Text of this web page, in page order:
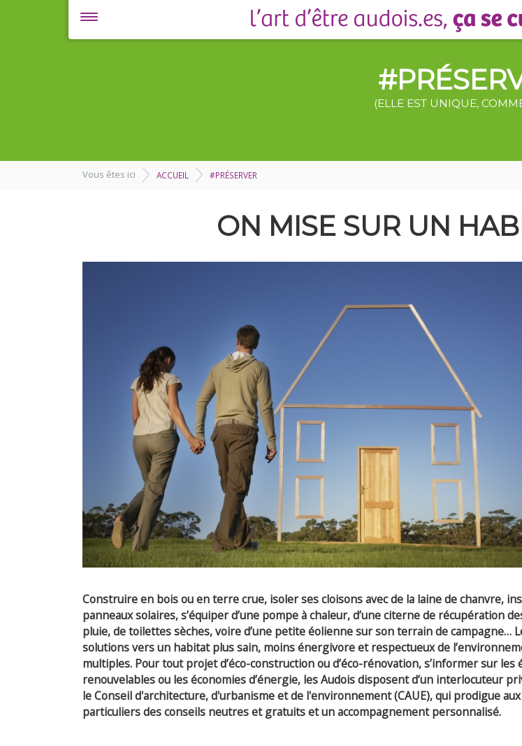
(ELLE EST UNIQUE,
Vous êtes ici ACCUEIL #PRÉSERVER
ON MISE SUR UN
Construire en bois ou en terre crue, isoler ses cloisons avec de la laine de chanvre,
panneaux solaires, s’équiper d’une pompe à chaleur, d’une citerne de récupération
pluie, de toilettes sèches, voire d’une petite éolienne sur son terrain de campagne…
solutions vers un habitat plus sain, moins énergivore et respectueux de
multiples. Pour tout projet d’éco-construction ou d’éco-rénovation, s’informer sur les
renouvelables ou les économies d’énergie, les Audois disposent d’un interlocuteur
le Conseil d'architecture, d'urbanisme et de l'environnement (CAUE), qui prodigue aux
particuliers des conseils neutres et gratuits et un accompagnement personnalisé.